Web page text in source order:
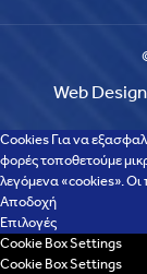
Web
Cookies Για να
φορές τοποθετούμε
λεγόμενα «cookies». Οι
Αποδοχή
Επιλογές
Cookie Box Settings
Cookie Box Settings